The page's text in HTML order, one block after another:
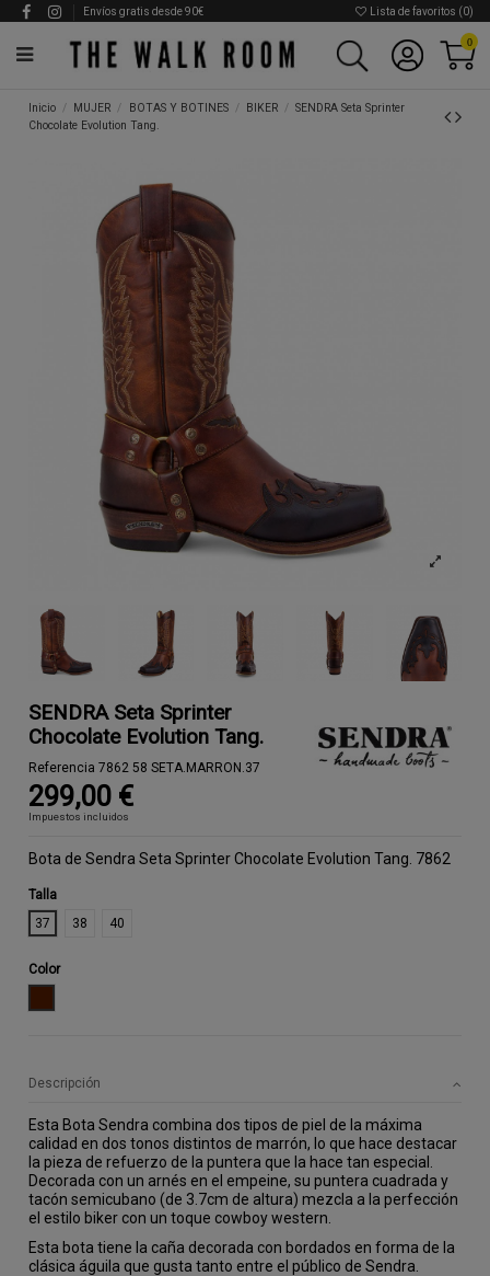
Envíos gratis desde 90€ Lista de favoritos (0)
0
Inicio MUJER BOTAS Y BOTINES BIKER
SENDRA Seta Sprinter
Chocolate Evolution Tang.
SENDRA Seta Sprinter
Chocolate Evolution Tang.
Referencia 7862 58 SETA.MARRON.37
299,00 €
Impuestos incluidos
Bota de Sendra Seta Sprinter Chocolate Evolution Tang. 7862
Talla
37
38 40
Color
Descripción
Esta Bota Sendra combina dos tipos de piel de la máxima
calidad en dos tonos distintos de marrón, lo que hace destacar
la pieza de refuerzo de la puntera que la hace tan especial.
Decorada con un arnés en el empeine, su puntera cuadrada y
tacón semicubano (de 3.7cm de altura) mezcla a la perfección
el estilo biker con un toque cowboy western.
Esta bota tiene la caña decorada con bordados en forma de la
clásica águila que gusta tanto entre el público de Sendra.